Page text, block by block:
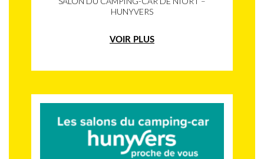
HUNYVERS
VOIR PLUS